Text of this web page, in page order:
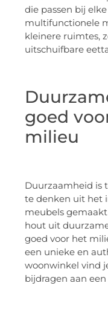
die passen bij
multifunctionele
kleinere ruimtes,
uitschuifbare
goed
milieu
Duurzaamheid is
te denken uit het
meubels
hout uit
goed voor het
een unieke en
woonwinkel vind
bijdragen aan